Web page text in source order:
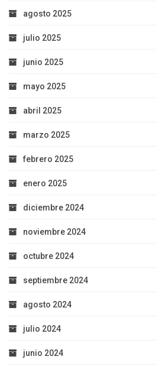
agosto 2025
julio 2025
junio 2025
mayo 2025
abril 2025
marzo 2025
febrero 2025
enero 2025
diciembre 2024
noviembre 2024
octubre 2024
septiembre 2024
agosto 2024
julio 2024
junio 2024